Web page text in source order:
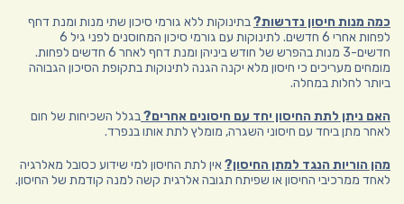
כמה מנות חיסון נדרשות?בתינוקות ללא גורמי סיכון שתי מנות ומנת דחף
לפחות אחרי 6 חדשים. לתינוקות עם גורמי סיכון המחוסנים לפני גיל 6
חדשים-3 מנות בהפרש של חודש ביניהן ומנת דחף לאחר 6 חדשים לפחות.
מומחים מעריכים כי חיסון מלא יקנה הגנה לתינוקות בתקופת הסיכון הגבוהה
ביותר לחלות במחלה.
האם ניתן לתת החיסון יחד עם חיסונים אחרים?בגלל השכיחות של חום
לאחר מתן ביחד עם חיסוני השגרה, מומלץ לתת אותו בנפרד.
מהן הוריות הנגד למתן החיסון?אין לתת החיסון למי שידוע כסובל מאלרגיה
לאחד ממרכיבי החיסון או שפיתח תגובה אלרגית קשה למנה קודמת של החיסון.